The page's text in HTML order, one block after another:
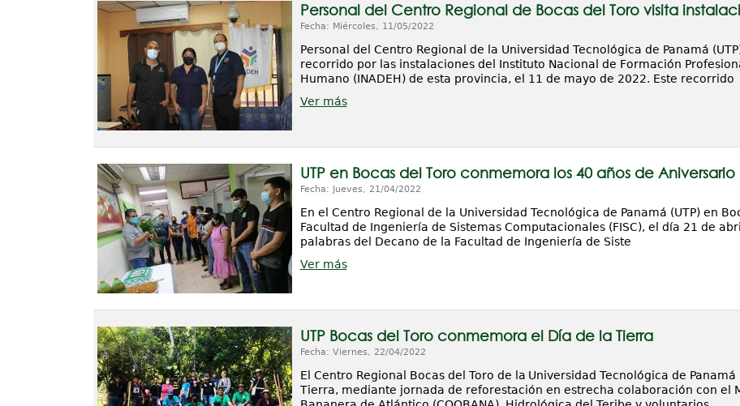
Personal del Centro Regional de Bocas del Toro visita
Fecha: Miércoles, 11/05/2022
Personal del Centro Regional de la Universidad Tecnológica de Panamá
recorrido por las instalaciones del Instituto Nacional de Formación
Humano (INADEH) de esta provincia, el 11 de mayo de 2022. Este recorrido
Ver más
UTP en Bocas del Toro conmemora los 40 años de Aniversario
Fecha: Jueves, 21/04/2022
En el Centro Regional de la Universidad Tecnológica de Panamá (UTP) en
Facultad de Ingeniería de Sistemas Computacionales (FISC), el día 21 de
palabras del Decano de la Facultad de Ingeniería de Siste
Ver más
UTP Bocas del Toro conmemora el Día de la Tierra
Fecha: Viernes, 22/04/2022
El Centro Regional Bocas del Toro de la Universidad Tecnológica de
Tierra, mediante jornada de reforestación en estrecha colaboración con el